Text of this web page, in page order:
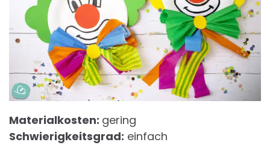
Materialkosten: gering
Schwierigkeitsgrad: einfach